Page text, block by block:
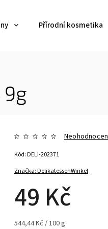
Přírodní kosmetika
9g
Značka:DelikatessenWinkel
49 Kč
544,44 Kč / 100 g
Kód:DELI-202371